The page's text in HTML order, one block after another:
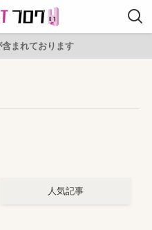
まれております
人気記事